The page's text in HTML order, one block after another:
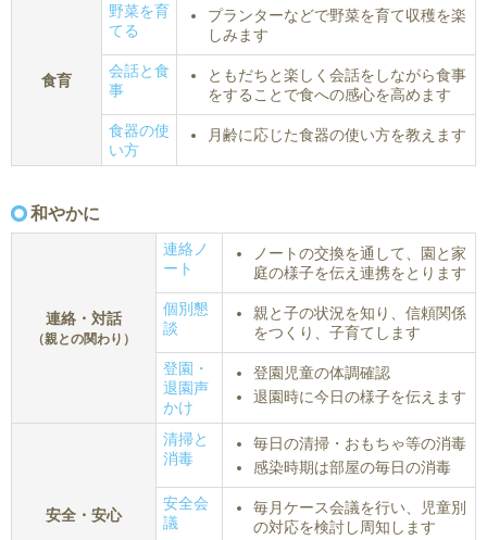
食育
野菜を育
てる
プランターなどで野菜を育て収穫を楽
しみます
会話と食
事
ともだちと楽しく会話をしながら食事
をすることで食への感心を高めます
食器の使
い方
月齢に応じた食器の使い方を教えます
和やかに
連絡・対話
（親との関わり）
連絡ノ
ート
ノートの交換を通して、園と家
庭の様子を伝え連携をとります
個別懇
談
親と子の状況を知り、信頼関係
をつくり、子育てします
登園・
退園声
かけ
登園児童の体調確認
退園時に今日の様子を伝えます
安全・安心
清掃と
消毒
毎日の清掃・おもちゃ等の消毒
感染時期は部屋の毎日の消毒
安全会
議
毎月ケース会議を行い、児童別
の対応を検討し周知します